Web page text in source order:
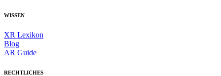
WISSEN
XR Lexikon
Blog
AR Guide
RECHTLICHES